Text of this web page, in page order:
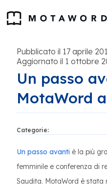
Pubblicato il 17 aprile
Aggiornato il 1 ottobre
Un passo
MotaWord
Categorie:
Un passo avanti è la più
femminile e conferenza di
Saudita. MotaWord è stata